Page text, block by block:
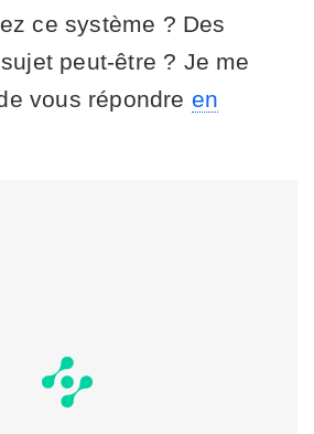
ce système ? Des
peut-être ? Je me
vous répondre en